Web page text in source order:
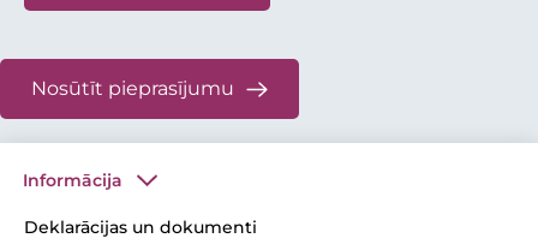
Nosūtīt pieprasījumu
Informācija
Deklarācijas un dokumenti